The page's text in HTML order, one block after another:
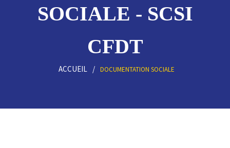
SOCIALE - SCSI
CFDT
ACCUEIL DOCUMENTATION SOCIALE